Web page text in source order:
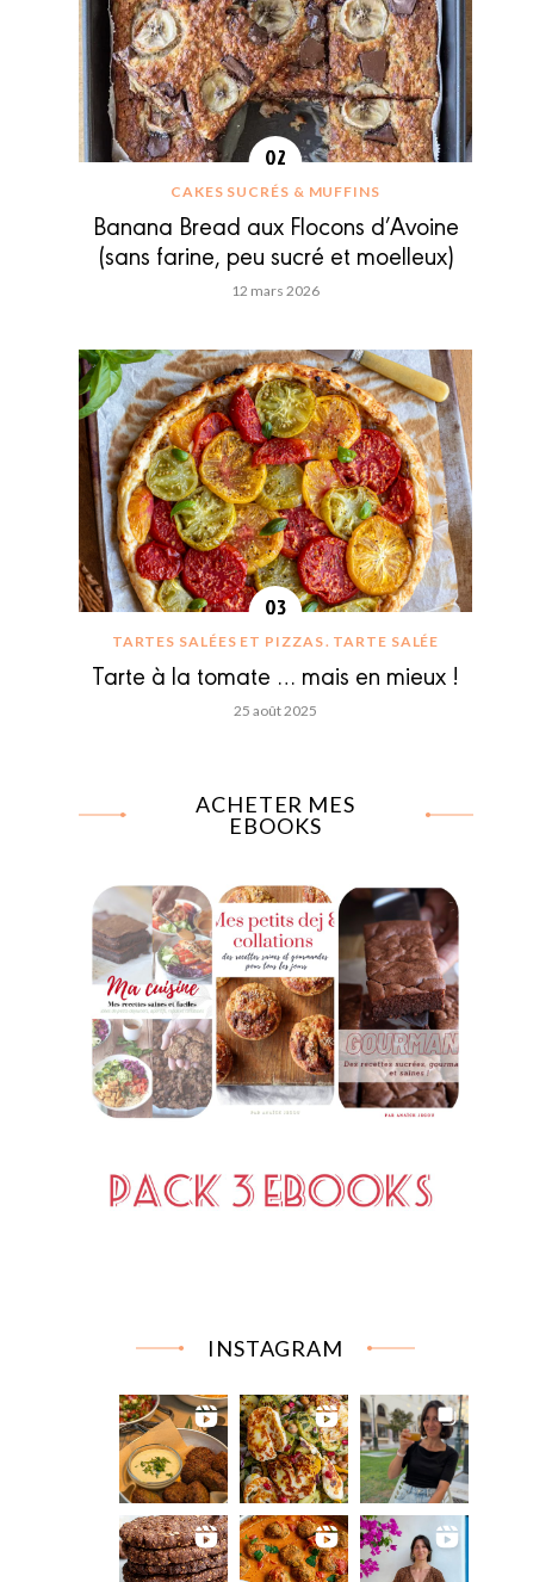
CAKES SUCRÉS & MUFFINS
Banana Bread aux Flocons d’Avoine
(sans farine, peu sucré et moelleux)
12 mars 2026
TARTES SALÉES ET PIZZAS TARTE SALÉE
Tarte à la tomate … mais en mieux !
25 août 2025
ACHETER MES
EBOOKS
INSTAGRAM